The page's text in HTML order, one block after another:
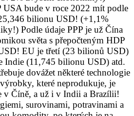
USA bude v roce 2022 mít podle
bilionu USD! (+1,1%
Podle údaje PPP je už Čína
světa s přepočteným HDP
EU je třetí (23 bilionů USD)
Indie (11,745 bilionu USD) atd.
dovážet některé technologie
které neprodukuje, je
v Číně, a už i v Indii a Brazílii!
surovinami, potravinami a